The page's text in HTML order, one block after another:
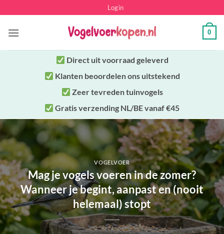
naar
inhoud
Login
0
Direct uitvoorraad geleverd
Klanten beoordelen ons uitstekend
Zeer tevreden tuinvogels
Gratis verzending NL/BE vanaf €45
VOGELVOER
Mag je vogels voeren in de zomer?
Wanneer je begint, aanpast en (nooit
helemaal) stopt